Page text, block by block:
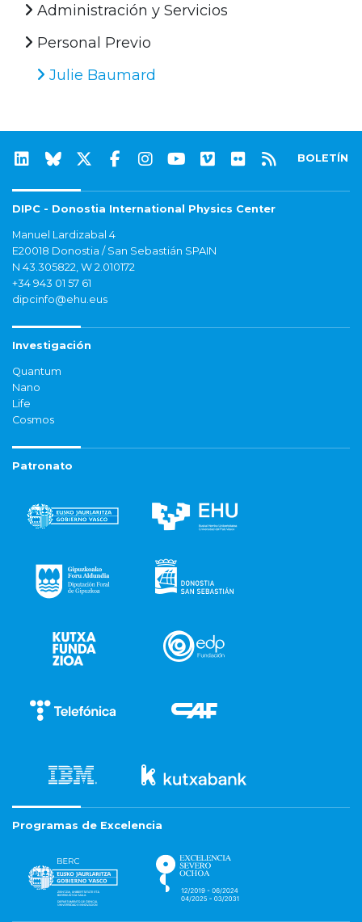
Administración y Servicios
Personal Previo
Julie Baumard
BOLETÍN
DIPC - Donostia International Physics Center
Manuel Lardizabal 4
E20018 Donostia / San Sebastián SPAIN
N 43.305822, W 2.010172
+34 943 01 57 61
dipcinfo@ehu.eus
Investigación
Quantum
Nano
Life
Cosmos
Patronato
Programas de Excelencia